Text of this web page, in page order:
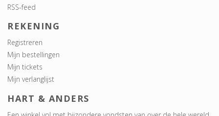
RSS-feed
REKENING
Registreren
Mijn bestellingen
Mijn tickets
Mijn verlanglijst
HART & ANDERS